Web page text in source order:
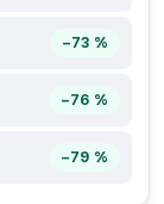
−73 %
−76 %
−79 %